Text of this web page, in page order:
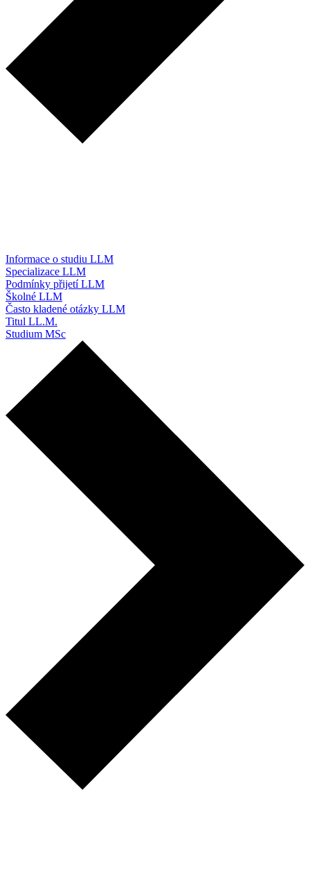
Informace o studiu LLM
Specializace LLM
Podmínky přijetí LLM
Školné LLM
Často kladené otázky LLM
Titul LL.M.
Studium MSc